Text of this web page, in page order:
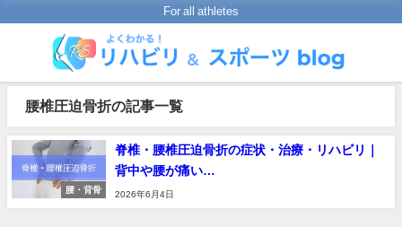
For all athletes
腰椎圧迫骨折の記事一覧
腰・背骨
脊椎・腰椎圧迫骨折の症状・治療・リハビリ｜
背中や腰が痛い…
2026年6月4日